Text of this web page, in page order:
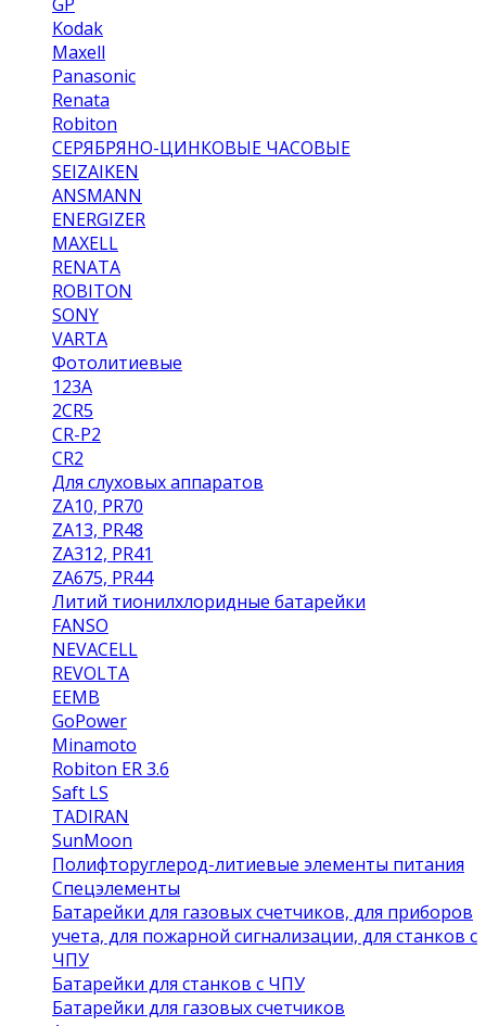
Kodak
Maxell
Panasonic
Renata
Robiton
СЕРЯБРЯНО-ЦИНКОВЫЕ ЧАСОВЫЕ
SEIZAIKEN
ANSMANN
ENERGIZER
MAXELL
RENATA
ROBITON
SONY
VARTA
Фотолитиевые
123A
2CR5
CR-P2
CR2
Для слуховых аппаратов
ZA10, PR70
ZA13, PR48
ZA312, PR41
ZA675, PR44
Литий тионилхлоридные батарейки
FANSO
NEVACELL
REVOLTA
EEMB
GoPower
Minamoto
Robiton ER 3.6
Saft LS
TADIRAN
SunMoon
Полифторуглерод-литиевые элементы питания
Спецэлементы
Батарейки для газовых счетчиков, для приборов
учета, для пожарной сигнализации, для станков с
ЧПУ
Батарейки для станков с ЧПУ
Батарейки для газовых счетчиков